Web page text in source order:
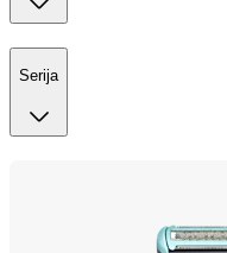
Serija